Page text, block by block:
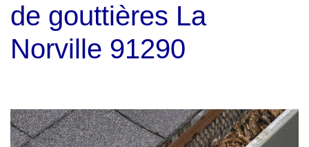
de gouttières La
Norville 91290